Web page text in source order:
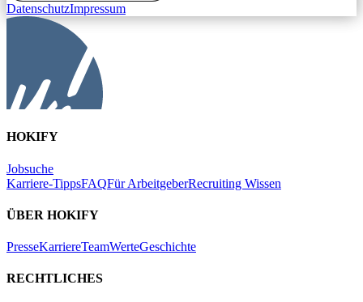
DatenschutzImpressum
HOKIFY
Jobsuche
Karriere-TippsFAQFür ArbeitgeberRecruiting Wissen
ÜBER HOKIFY
PresseKarriereTeamWerteGeschichte
RECHTLICHES